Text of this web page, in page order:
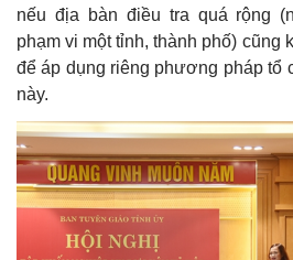
nếu địa bàn điều tra quá rộng
phạm vi một tỉnh, thành phố) cũng
để áp dụng riêng phương pháp tổ
này.